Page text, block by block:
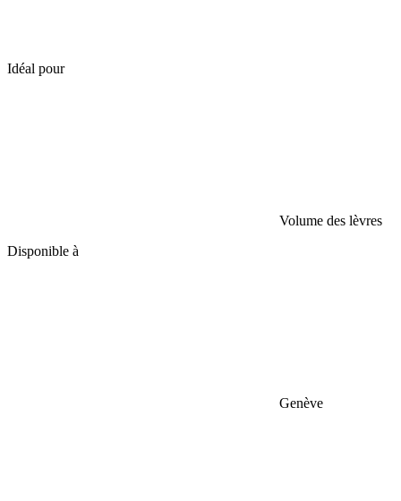
Idéal pour
Volume des lèvres
Disponible à
Genève